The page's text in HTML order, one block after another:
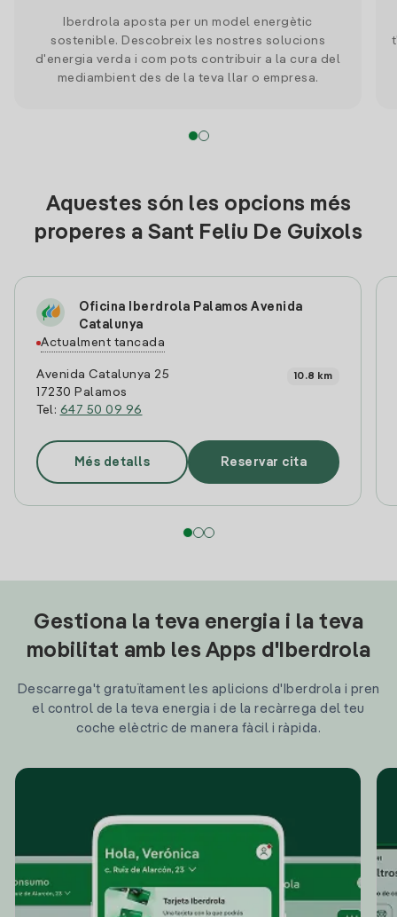
Iberdrola aposta per un model energètic
sostenible. Descobreix les nostres solucions
d'energia verda i com pots contribuir a la cura del
mediambient des de la teva llar o empresa.
Aquestes són les opcions més
properes a Sant Feliu De Guixols
Oficina Iberdrola Palamos Avenida
Catalunya
Actualment tancada
Avenida Catalunya 25
17230 Palamos
Tel: 647 50 09 96
10.8 km
Més detalls Reservar cita
Gestiona la teva energia i la teva
mobilitat amb les Apps d'Iberdrola
Descarrega't gratuïtament les aplicions d'Iberdrola i pren
el control de la teva energia i de la recàrrega del teu
coche elèctric de manera fàcil i ràpida.